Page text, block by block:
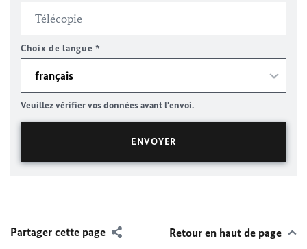
Choix de langue*
Veuillez vérifier vos données avant l'envoi.
Partager cette page Retour en haut de page